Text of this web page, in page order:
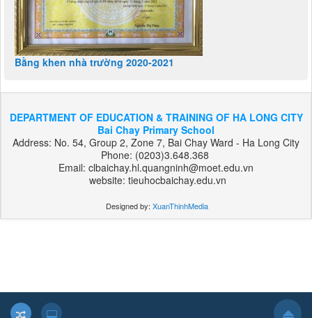
Bằng khen nhà trường 2020-2021
DEPARTMENT OF EDUCATION & TRAINING OF HA LONG CITY
Bai Chay Primary School
Address: No. 54, Group 2, Zone 7, Bai Chay Ward - Ha Long City
Phone: (0203)3.648.368
Email: clbaichay.hl.quangninh@moet.edu.vn
website: tieuhocbaichay.edu.vn
Designed by: XuanThinhMedia
بت
بت
فوروارد